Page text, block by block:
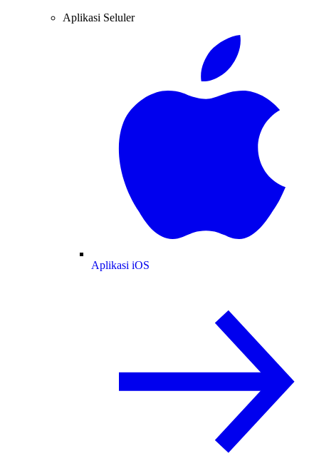
Aplikasi Seluler
Aplikasi iOS